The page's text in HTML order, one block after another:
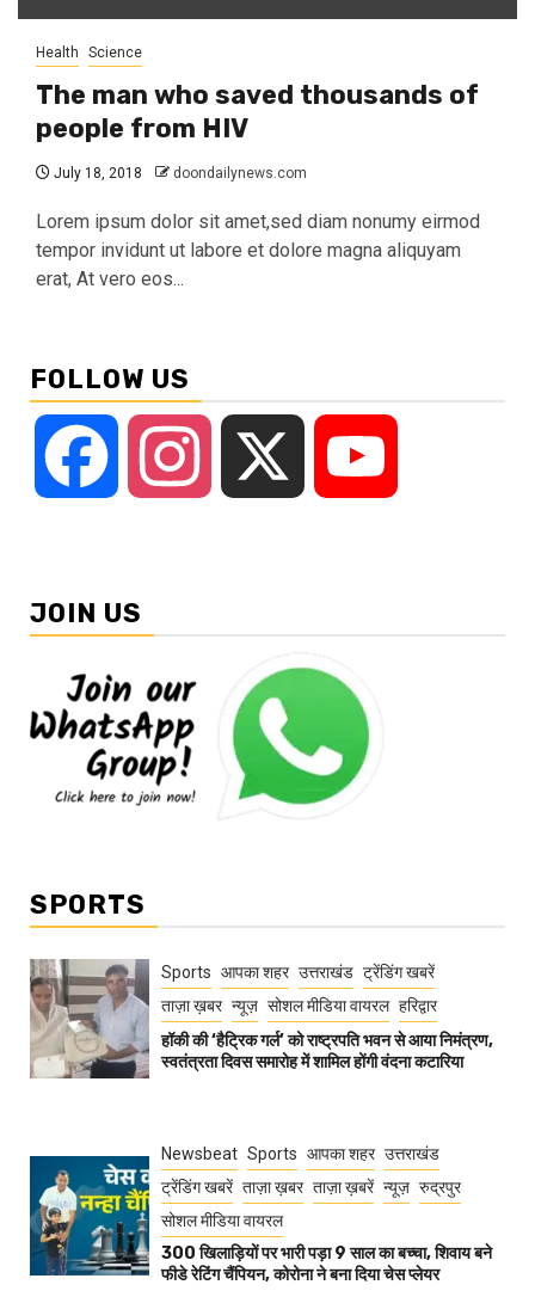
Health Science
The man who saved thousands of
people from HIV
July 18, 2018 doondailynews.com
Lorem ipsum dolor sit amet,sed diam nonumy eirmod
tempor invidunt ut labore et dolore magna aliquyam
erat, At vero eos...
FOLLOW US
Facebook Instagram
JOIN US
SPORTS
Sports आपका शहर उत्तराखंड ट्रेंडिंग खबरें
ताज़ा ख़बर न्यूज़ सोशल मीडिया वायरल हरिद्वार
हॉकी की ‘हैट्रिक गर्ल’ को राष्ट्रपति भवन से आया निमंत्रण,
स्वतंत्रता दिवस समारोह में शामिल होंगी वंदना कटारिया
Newsbeat Sports आपका शहर उत्तराखंड
ट्रेंडिंग खबरें ताज़ा ख़बर ताज़ा ख़बरें न्यूज़ रुद्रपुर
सोशल मीडिया वायरल
300 खिलाड़ियों पर भारी पड़ा 9 साल का बच्चा, शिवाय बने
फीडे रेटिंग चैंपियन, कोरोना ने बना दिया चेस प्लेयर